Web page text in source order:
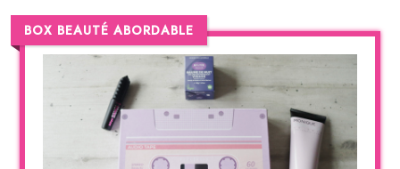
BOX BEAUTÉ ABORDABLE